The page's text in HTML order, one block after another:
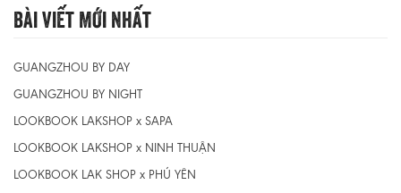
Bài Viết Mới Nhất
GUANGZHOU BY DAY
GUANGZHOU BY NIGHT
LOOKBOOK LAKSHOP x SAPA
LOOKBOOK LAKSHOP x NINH THUẬN
LOOKBOOK LAK SHOP x PHÚ YÊN